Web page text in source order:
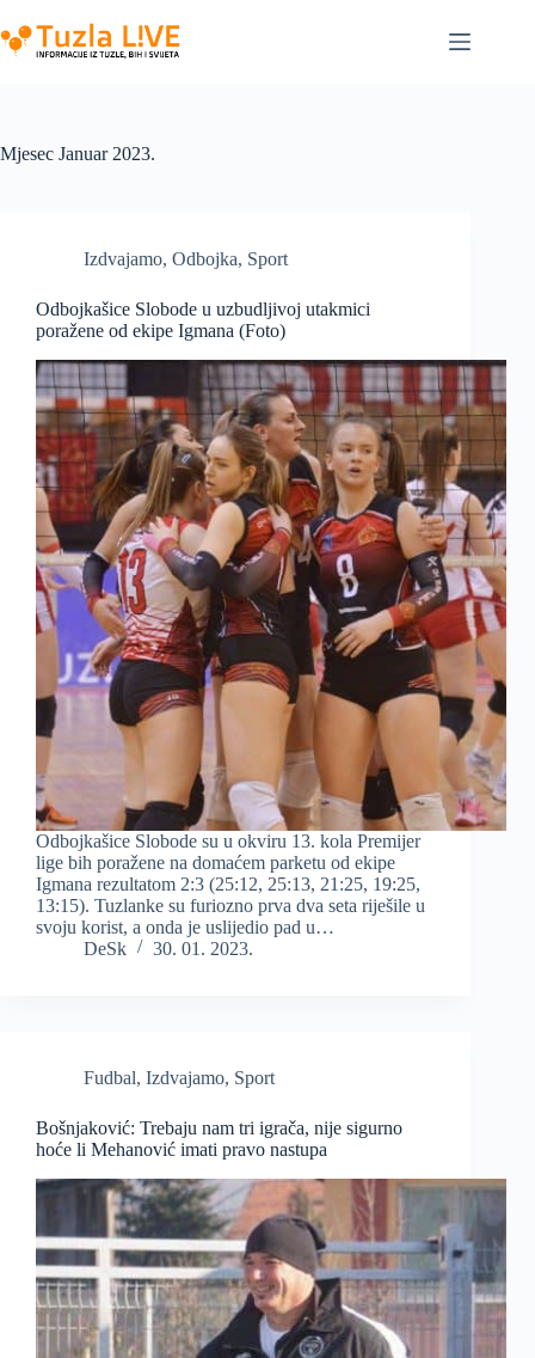
to
content
Mjesec Januar 2023.
Izdvajamo, Odbojka, Sport
Odbojkašice Slobode u uzbudljivoj utakmici
poražene od ekipe Igmana (Foto)
Odbojkašice Slobode su u okviru 13. kola Premijer
lige bih poražene na domaćem parketu od ekipe
Igmana rezultatom 2:3 (25:12, 25:13, 21:25, 19:25,
13:15). Tuzlanke su furiozno prva dva seta riješile u
svoju korist, a onda je uslijedio pad u…
DeSk
30. 01. 2023.
Fudbal, Izdvajamo, Sport
Bošnjaković: Trebaju nam tri igrača, nije sigurno
hoće li Mehanović imati pravo nastupa